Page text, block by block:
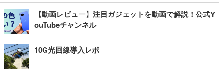
【動画レビュー】注目ガジェットを動画で解説！公式Y
ouTubeチャンネル
10G光回線導入レポ